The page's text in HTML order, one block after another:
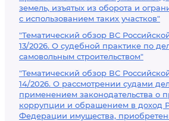
земель, изъятых из оборота и
с использованием таких участков"
"Тематический обзор ВС
13/2026. О судебной практике по
самовольным строительством"
"Тематический обзор ВС
14/2026. О рассмотрении судами
применением законодательства о
коррупции и обращением в доход
Федерации имущества,